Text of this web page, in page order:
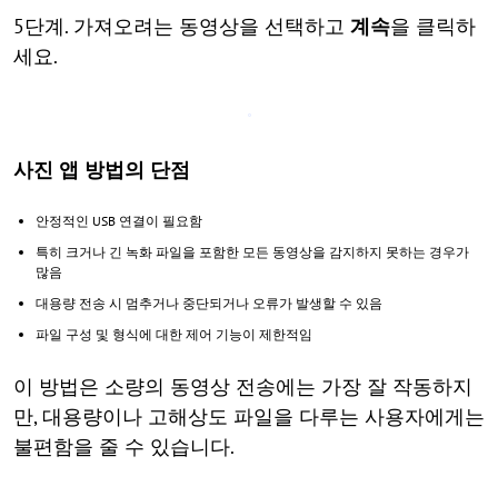
5단계. 가져오려는 동영상을 선택하고 계속을 클릭하
세요.
사진 앱 방법의 단점
안정적인 USB 연결이 필요함
특히 크거나 긴 녹화 파일을 포함한 모든 동영상을 감지하지 못하는 경우가
많음
대용량 전송 시 멈추거나 중단되거나 오류가 발생할 수 있음
파일 구성 및 형식에 대한 제어 기능이 제한적임
이 방법은 소량의 동영상 전송에는 가장 잘 작동하지
만, 대용량이나 고해상도 파일을 다루는 사용자에게는
불편함을 줄 수 있습니다.